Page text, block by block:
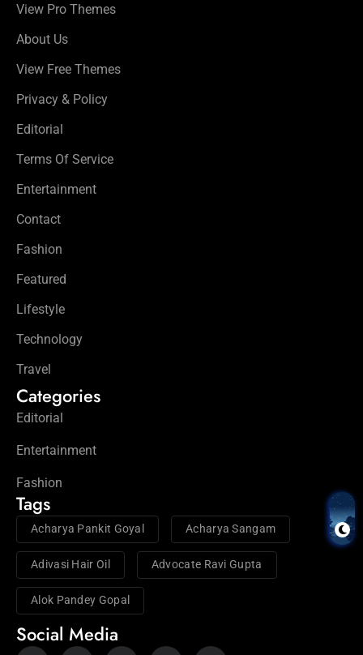
View Pro Themes
About Us
View Free Themes
Privacy & Policy
Editorial
Terms Of Service
Entertainment
Contact
Fashion
Featured
Lifestyle
Technology
Travel
Categories
Editorial
Entertainment
Fashion
Tags
Acharya Pankit Goyal Acharya Sangam
Adivasi Hair Oil Advocate Ravi Gupta
Alok Pandey Gopal
Social Media